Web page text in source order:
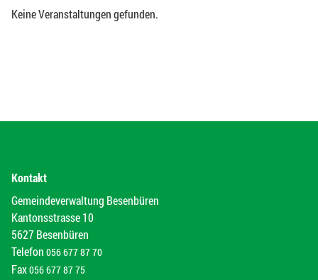
Keine Veranstaltungen gefunden.
Kontakt
Gemeindeverwaltung Besenbüren
Kantonsstrasse 10
5627 Besenbüren
Telefon 056 677 87 70
Fax056 677 87 75